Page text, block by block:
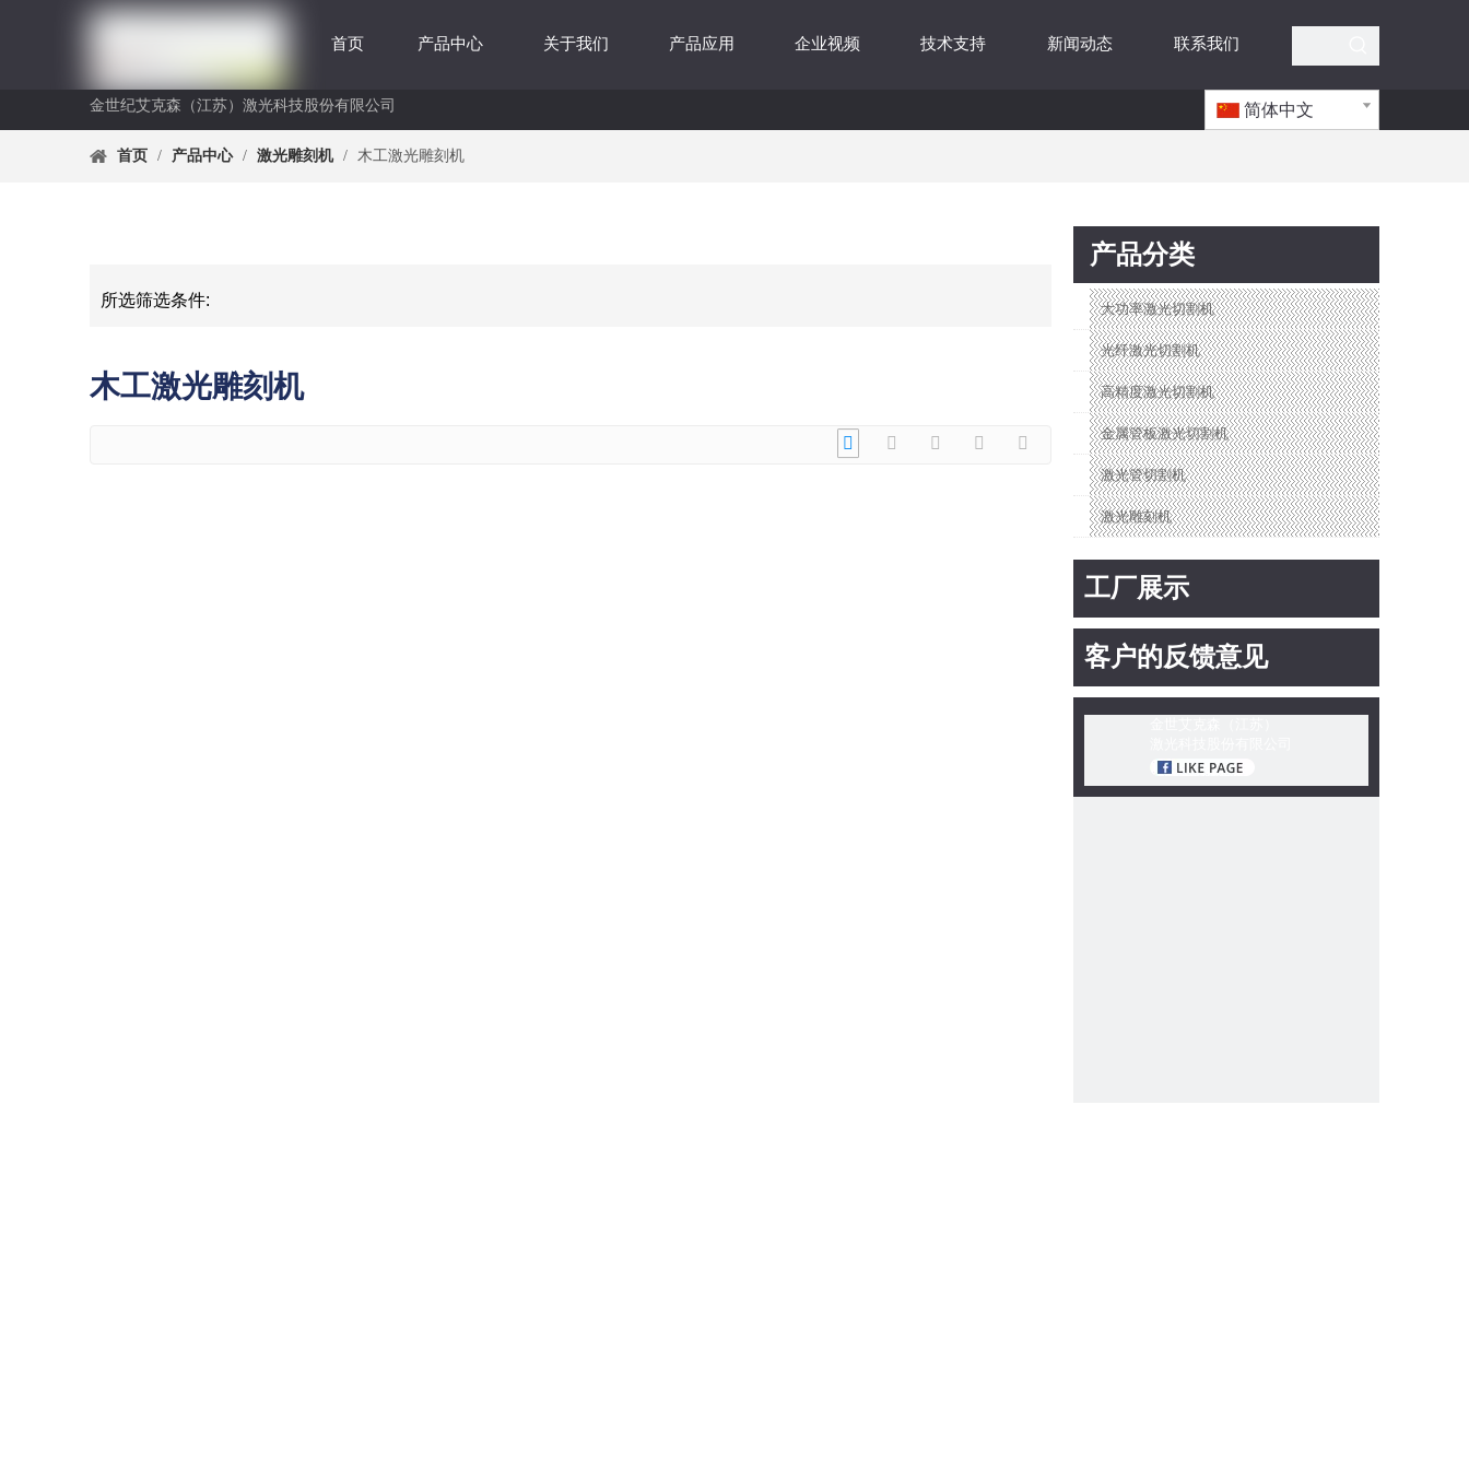
首页 产品中心 关于我们 产品应用 企业视频 技术支持 新闻动态 联系我们
金世纪艾克森（江苏）激光科技股份有限公司 简体中文
首页 / 产品中心 / 激光雕刻机 / 木工激光雕刻机
所选筛选条件:
木工激光雕刻机
产品分类
大功率激光切割机
光纤激光切割机
高精度激光切割机
金属管板激光切割机
激光管切割机
激光雕刻机
工厂展示
客户的反馈意见